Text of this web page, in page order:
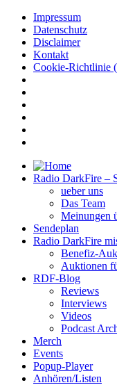
Impressum
Datenschutz
Disclaimer
Kontakt
Cookie-Richtlinie
Radio DarkFire –
ueber uns
Das Team
Meinungen
Sendeplan
Radio DarkFire
Benefiz-
Auktionen
RDF-Blog
Reviews
Interviews
Videos
Podcast
Merch
Events
Popup-Player
Anhören/Listen